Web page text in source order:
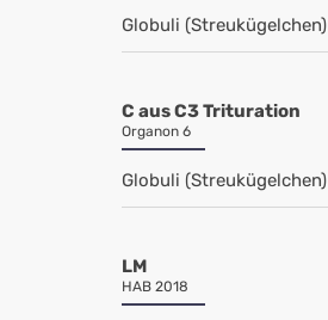
Globuli (Streukügelchen)
C aus C3 Trituration
Organon 6
Globuli (Streukügelchen)
LM
HAB 2018